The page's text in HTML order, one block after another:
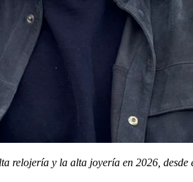
relojería y la alta joyería en 2026, desde